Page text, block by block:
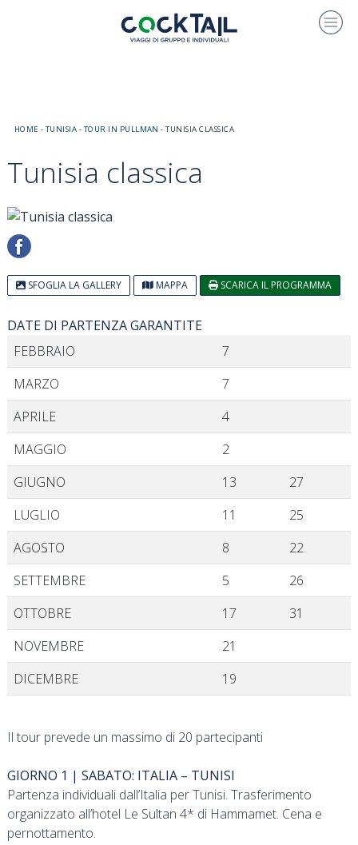
HOME - TUNISIA - TOUR IN PULLMAN -TUNISIA CLASSICA
Tunisia classica
SFOGLIA LA GALLERY MAPPA SCARICA IL PROGRAMMA
DATE DI PARTENZA GARANTITE
FEBBRAIO
7
MARZO
7
APRILE
4
MAGGIO
2
GIUGNO
13
27
LUGLIO
11
25
AGOSTO
8
22
SETTEMBRE
5
26
OTTOBRE
17
31
NOVEMBRE
21
DICEMBRE
19
Il tour prevede un massimo di 20 partecipanti
GIORNO 1 | SABATO: ITALIA – TUNISI
Partenza individuali dall’Italia per Tunisi. Trasferimento
organizzato all’hotel Le Sultan 4* di Hammamet. Cena e
pernottamento.